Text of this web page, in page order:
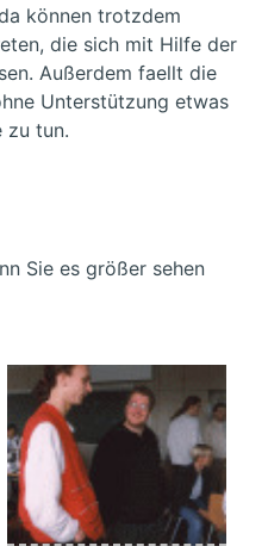
können trotzdem
die sich mit Hilfe der
Außerdem faellt die
Unterstützung etwas
zu tun.
Sie es größer sehen